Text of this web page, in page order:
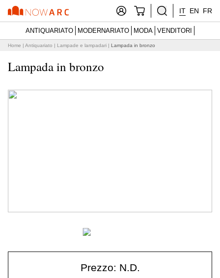
IT EN FR
ANTIQUARIATO MODERNARIATO MODA VENDITORI
Home | Antiquariato | Lampade e lampadari | Lampada in bronzo
Lampada in bronzo
Prezzo: N.D.